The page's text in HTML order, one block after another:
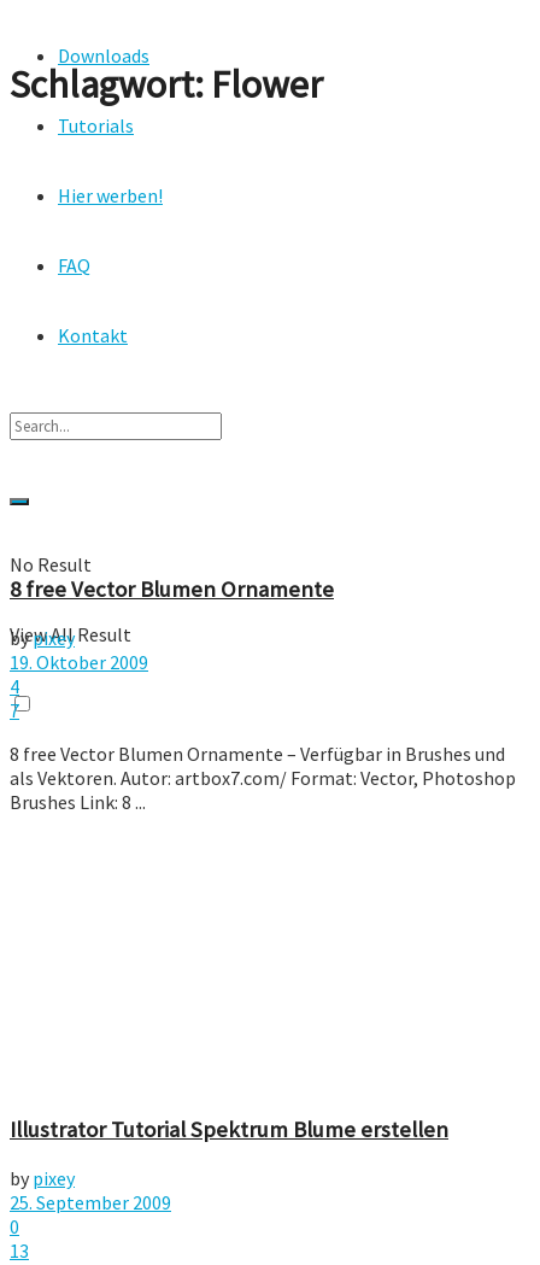
Downloads
Tutorials
Hier werben!
FAQ
Kontakt
No Result
View All Result
Schlagwort: Flower
8 free Vector Blumen Ornamente
by pixey
19. Oktober 2009
4
7
8 free Vector Blumen Ornamente – Verfügbar in Brushes und
als Vektoren. Autor: artbox7.com/ Format: Vector, Photoshop
Brushes Link: 8 ...
Illustrator Tutorial Spektrum Blume erstellen
by pixey
25. September 2009
0
13